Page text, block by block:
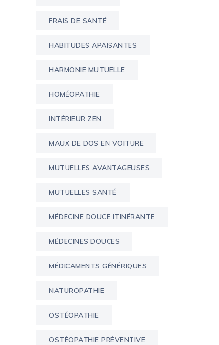
FRAIS DE SANTÉ
HABITUDES APAISANTES
HARMONIE MUTUELLE
HOMÉOPATHIE
INTÉRIEUR ZEN
MAUX DE DOS EN VOITURE
MUTUELLES AVANTAGEUSES
MUTUELLES SANTÉ
MÉDECINE DOUCE ITINÉRANTE
MÉDECINES DOUCES
MÉDICAMENTS GÉNÉRIQUES
NATUROPATHIE
OSTÉOPATHIE
OSTÉOPATHIE PRÉVENTIVE